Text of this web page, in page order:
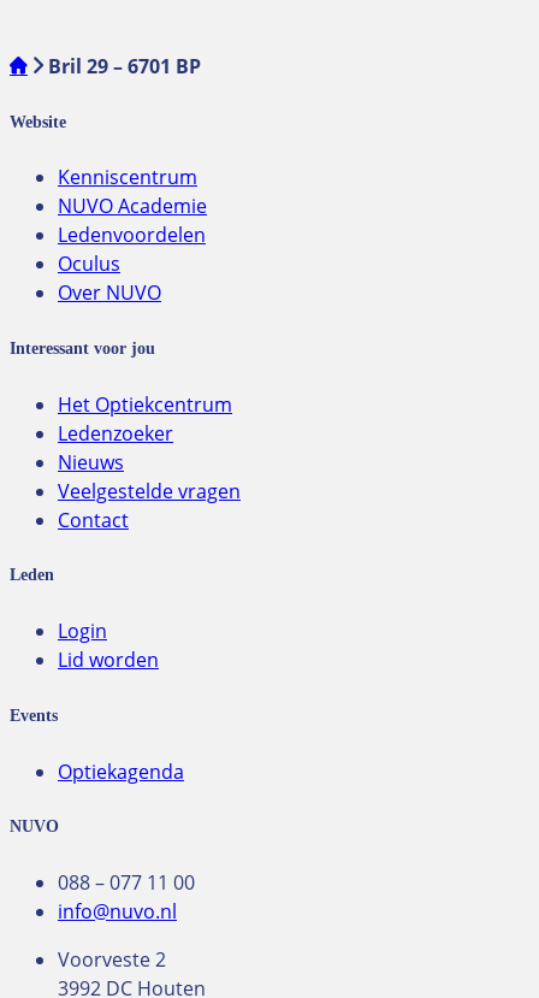
Bril 29 – 6701 BP
Website
Kenniscentrum
NUVO Academie
Ledenvoordelen
Oculus
Over NUVO
Interessant voor jou
Het Optiekcentrum
Ledenzoeker
Nieuws
Veelgestelde vragen
Contact
Leden
Login
Lid worden
Events
Optiekagenda
NUVO
088 – 077 11 00
info@nuvo.nl
Voorveste 2
3992 DC Houten